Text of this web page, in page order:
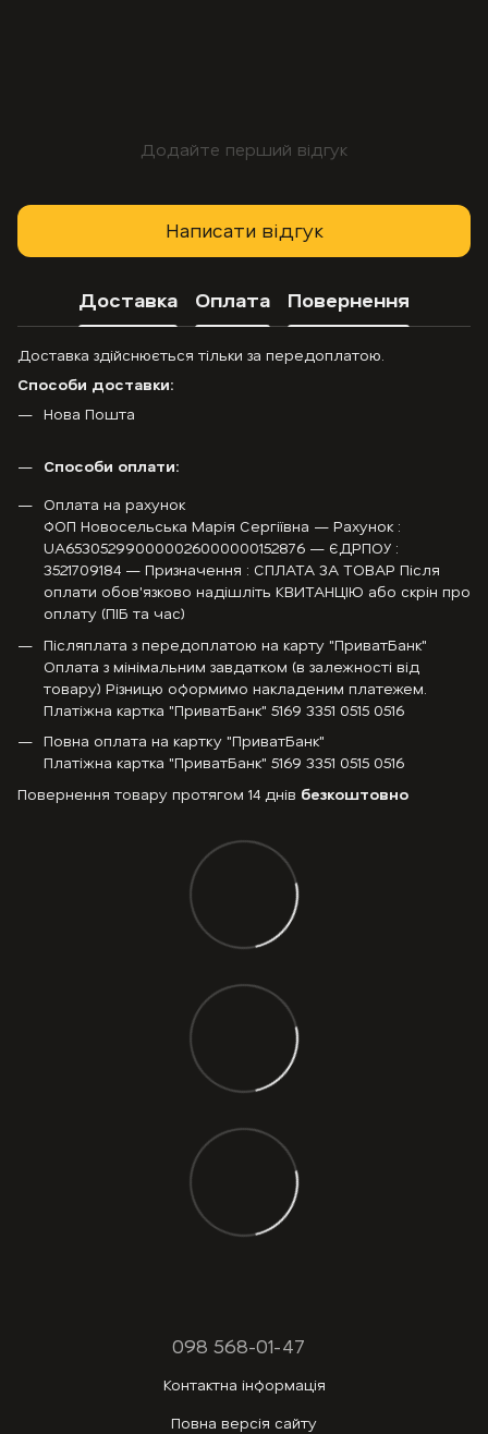
Додайте перший відгук
Написати відгук
Доставка Оплата Повернення
Доставка здійснюється тільки за передоплатою.
Способи доставки:
Нова Пошта
Способи оплати:
Оплата на рахунок
ФОП Новосельська Марія Сергіївна — Рахунок :
UA653052990000026000000152876 — ЄДРПОУ :
3521709184 — Призначення : СПЛАТА ЗА ТОВАР Після
оплати обов'язково надішліть КВИТАНЦІЮ або скрін про
оплату (ПІБ та час)
Післяплата з передоплатою на карту "ПриватБанк"
Оплата з мінімальним завдатком (в залежності від
товару) Різницю оформимо накладеним платежем.
Платіжна картка "ПриватБанк" 5169 3351 0515 0516
Повна оплата на картку "ПриватБанк"
Платіжна картка "ПриватБанк" 5169 3351 0515 0516
Повернення товару протягом 14 днів безкоштовно
098 568-01-47
Контактна інформація
Повна версія сайту